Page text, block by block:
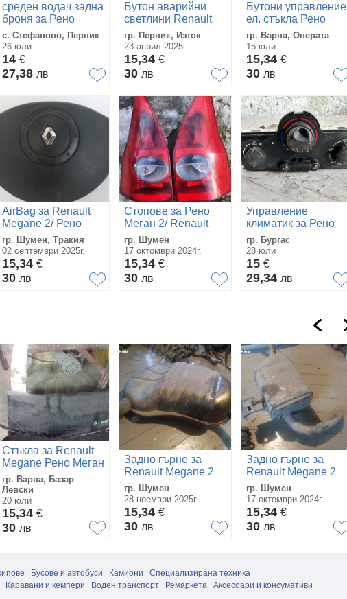
среден водач задна
броня за Рено
Меган 2 врати
с. Стефаново, Перник
26 юли
14 €
27,38 лв
Бутон аварийни
светлини Renault
Megane 1.9 DCI ,
8200095493
гр. Перник, Изток
23 април 2025г.
15,34 €
30 лв
Бутони управление
ел. стъкла Рено
Меган Коуч
гр. Варна, Операта
15 юли
15,34 €
30 лв
AirBag за Renault
Megane 2/ Рено
Меган 2
гр. Шумен, Тракия
02 септември 2025г.
15,34 €
30 лв
Стопове за Рено
Меган 2/ Renault
Megane 2
гр. Шумен
17 октомври 2024г.
15,34 €
30 лв
Управление
климатик за Рено
Меган 2
гр. Бургас
28 юли
15 €
29,34 лв
Стъкла за Renault
Megane Рено Меган
2 След 2003г
Седан
гр. Варна, Базар
Левски
20 юли
15,34 €
30 лв
Задно гърне за
Renault Megane 2
1.9dci / Рено Меган
2 комби
гр. Шумен
28 ноември 2025г.
15,34 €
30 лв
Задно гърне за
Renault Megane 2
1.5dci / Рено Меган
2 комби
гр. Шумен
17 октомври 2024г.
15,34 €
30 лв
Бусове и автобуси Камиони
Специализирана техника
Каравани и кемпери Воден транспорт Ремаркета
Аксесоари и консумативи